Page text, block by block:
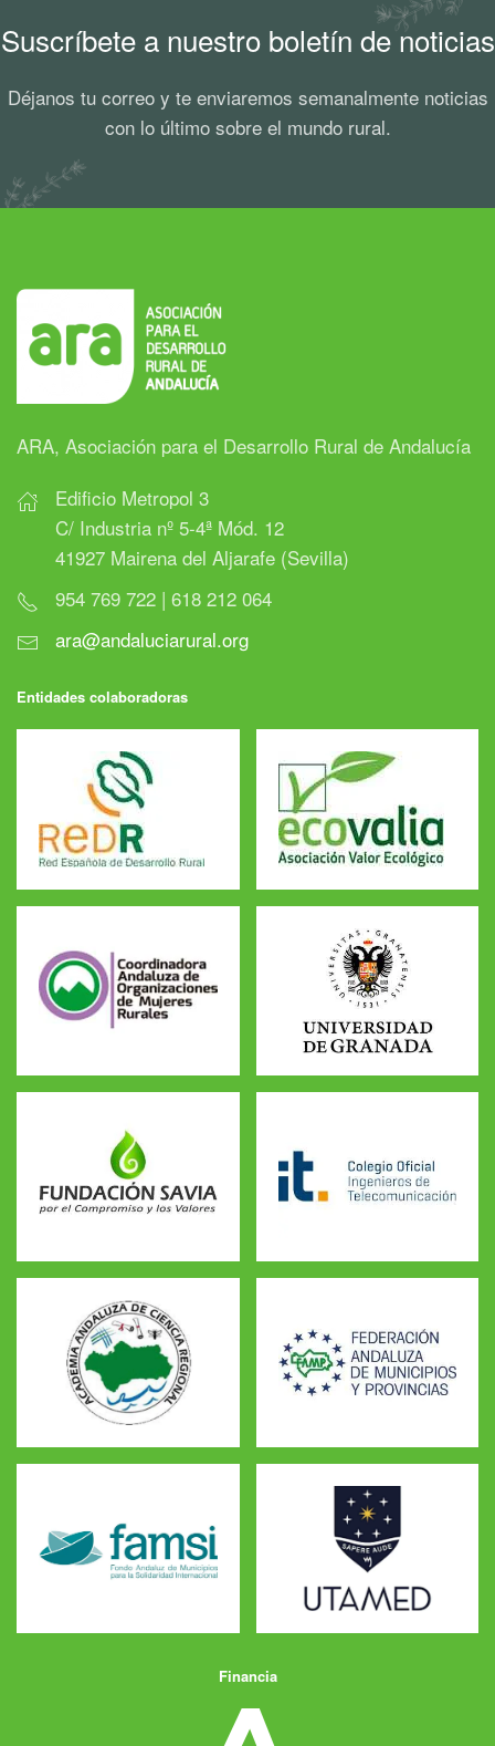
Suscríbete a nuestro boletín de noticias
Déjanos tu correo y te enviaremos semanalmente noticias
con lo último sobre el mundo rural.
ARA, Asociación para el Desarrollo Rural de Andalucía
Edificio Metropol 3
C/ Industria nº 5-4ª Mód. 12
41927 Mairena del Aljarafe (Sevilla)
954 769 722 | 618 212 064
ara@andaluciarural.org
Entidades colaboradoras
Financia